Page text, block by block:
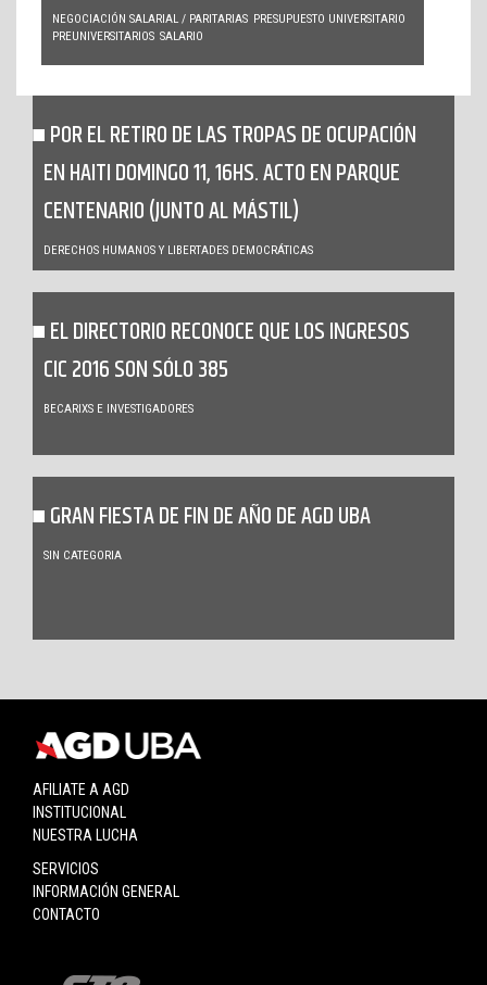
NEGOCIACIÓN SALARIAL / PARITARIAS PRESUPUESTO UNIVERSITARIO
PREUNIVERSITARIOS SALARIO
POR EL RETIRO DE LAS TROPAS DE OCUPACIÓN
EN HAITI DOMINGO 11, 16HS. ACTO EN PARQUE
CENTENARIO (JUNTO AL MÁSTIL)
DERECHOS HUMANOS Y LIBERTADES DEMOCRÁTICAS
EL DIRECTORIO RECONOCE QUE LOS INGRESOS
CIC 2016 SON SÓLO 385
BECARIXS E INVESTIGADORES
GRAN FIESTA DE FIN DE AÑO DE AGD UBA
SIN CATEGORIA
AFILIATE A AGD
INSTITUCIONAL
NUESTRA LUCHA
SERVICIOS
INFORMACIÓN GENERAL
CONTACTO